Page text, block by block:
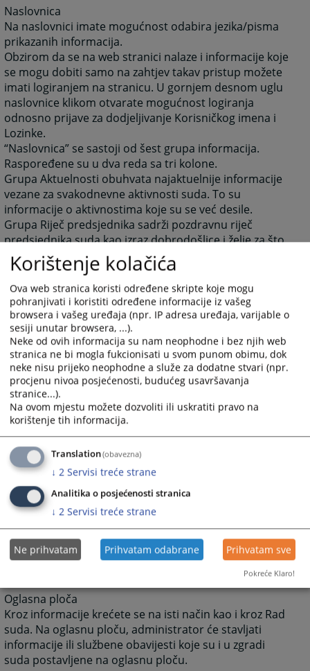
Naslovnica
Na naslovnici imate mogućnost odabira jezika/pisma
prikazanih informacija.
Obzirom da se na web stranici nalaze i informacije koje
se mogu dobiti samo na zahtjev takav pristup možete
imati logiranjem na stranicu. U gornjem desnom uglu
naslovnice klikom otvarate mogućnost logiranja
odnosno prijave za dodjeljivanje Korisničkog imena i
Lozinke.
“Naslovnica” se sastoji od šest grupa informacija.
Raspoređene su u dva reda sa tri kolone.
Grupa Aktuelnosti obuhvata najaktuelnije informacije
vezane za svakodnevne aktivnosti suda. To su
informacije o aktivnostima koje su se već desile.
Grupa Riječ predsjednika sadrži pozdravnu riječ
predsjednika suda kao izraz dobrodošlice i želje za što
boljom međusobnom komunikacijom.
Grupa Najava događaja predstavlja najavu budućih
događanja važnih za sud sa datumom događanja.
Grupa često postavljana pitanja prikazuje pitanja i
odgovore koji su najčešće postavljana sudu, a vezana
su za rad suda ili druge aktivnosti vezane za sam sud.
Grupa Raspored suđenja prikazuje detaljne informacije
o suđenjima u sudu za određeni vremenski period.
Grupa Vijesti iz pravosuđa obuhvata informacije koje
su vezane za pravosuđe BiH u cjelini.
Unutar svih grupa starije novosti i informacije osim
onih koje su na naslovnici nisu zbrisane. Klikom na riječ
“više” prebacit će vas arhivu aktuelnosti ili drugih
informacija.
Rad suda
Klikom na Rad suda otvoriti će vam se web stranicama
sa svim novostima (arhivom) koje su vezane za rad
Klikom na neku od kategorija možete dobiti
informacije: o dokumentima koje na sudu možete
dobiti, o samoj organizaciji suda, o statistici o protoku
predmeta, o osnivanju suda, o uposlenicima suda.
Oglasna ploča
Kroz informacije krećete se na isti način kao i kroz Rad
suda. Na oglasnu ploču, administrator će stavljati
informacije ili službene obavijesti koje su i u zgradi
suda postavljene na oglasnu ploču.
Korištenje kolačića
Ova web stranica koristi određene skripte koje mogu
pohranjivati i koristiti određene informacije iz vašeg
browsera i vašeg uređaja (npr. IP adresa uređaja, varijable o
sesiji unutar browsera, ...).
Neke od ovih informacija su nam neophodne i bez njih web
stranica ne bi mogla fukcionisati u svom punom obimu, dok
neke nisu prijeko neophodne a služe za dodatne stvari (npr.
procjenu nivoa posjećenosti, budućeg usavršavanja
stranice...).
Na ovom mjestu možete dozvoliti ili uskratiti pravo na
korištenje tih informacija.
Translation(obavezna)
↓ 2 Servisi treće strane
Analitika o posjećenosti stranica
↓ 2 Servisi treće strane
Ne prihvatam Prihvatam odabrane Prihvatam sve
Pokreće Klaro!